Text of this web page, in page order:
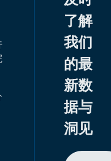
了解
我们
的最
新数
据与
洞见